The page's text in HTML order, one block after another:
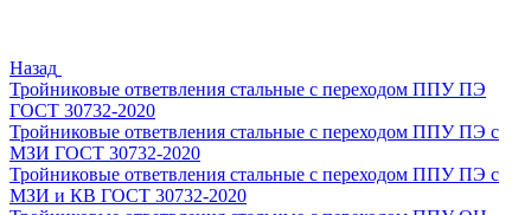
Назад
Тройниковые ответвления стальные с переходом ППУ ПЭ
ГОСТ 30732-2020
Тройниковые ответвления стальные с переходом ППУ ПЭ с
МЗИ ГОСТ 30732-2020
Тройниковые ответвления стальные с переходом ППУ ПЭ с
МЗИ и КВ ГОСТ 30732-2020